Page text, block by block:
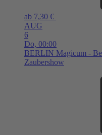
ab 7,30 €
AUG
6
Do, 00:00
BERLIN Magicum -
Zaubershow